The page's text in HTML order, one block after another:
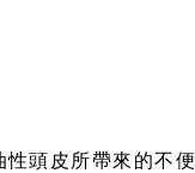
頭皮所帶來的不